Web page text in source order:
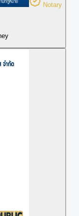
Notary